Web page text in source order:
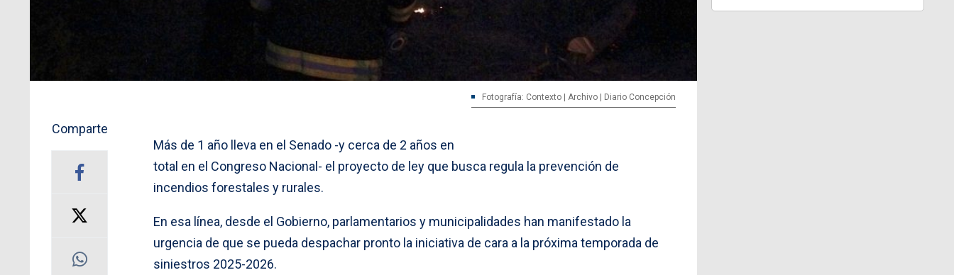
Fotografía: Contexto | Archivo | Diario Concepción
Comparte
Más de 1 año lleva en el Senado -y cerca de 2 años en
total en el Congreso Nacional- el proyecto de ley que busca regula la prevención de
incendios forestales y rurales.
En esa línea, desde el Gobierno, parlamentarios y municipalidades han manifestado la
urgencia de que se pueda despachar pronto la iniciativa de cara a la próxima temporada de
siniestros 2025-2026.